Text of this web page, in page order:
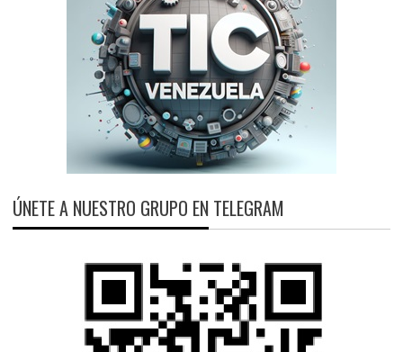
ÚNETE A NUESTRO GRUPO EN TELEGRAM